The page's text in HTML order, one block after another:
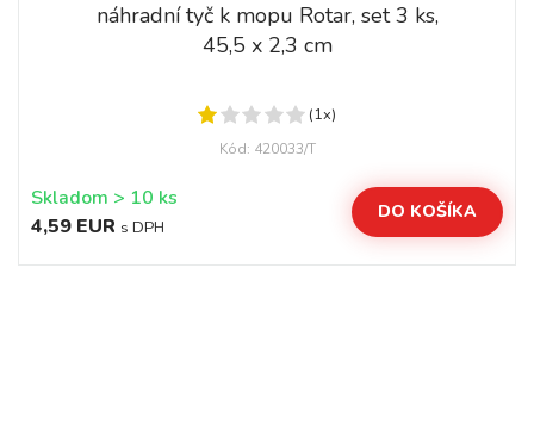
náhradní tyč k mopu Rotar, set 3 ks,
45,5 x 2,3 cm
(1x)
Kód: 420033/T
Skladom > 10 ks
4,59 EUR s DPH
DO KOŠÍKA